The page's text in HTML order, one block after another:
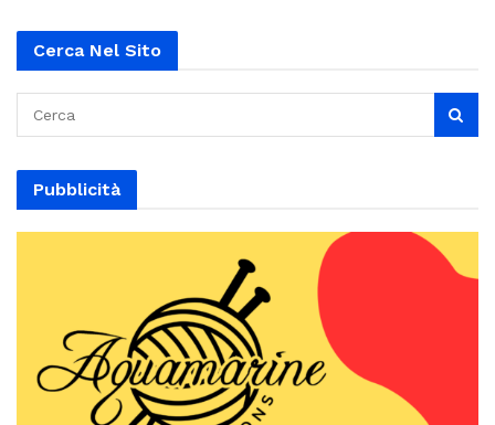
Cerca Nel Sito
Pubblicità